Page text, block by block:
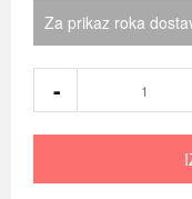
Za prikaz roka